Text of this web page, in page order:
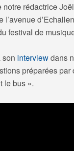
rédactrice
l’avenue
festival de
son interviewdans
préparées
le bus ».